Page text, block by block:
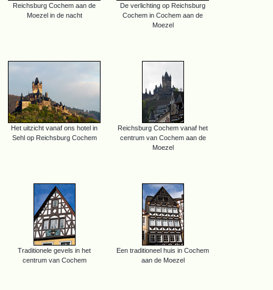
Reichsburg Cochem aan de
Moezel in de nacht
De verlichting op Reichsburg
Cochem in Cochem aan de
Moezel
Het uitzicht vanaf ons hotel in
Sehl op Reichsburg Cochem
Reichsburg Cochem vanaf het
centrum van Cochem aan de
Moezel
Traditionele gevels in het
centrum van Cochem
Een traditioneel huis in Cochem
aan de Moezel